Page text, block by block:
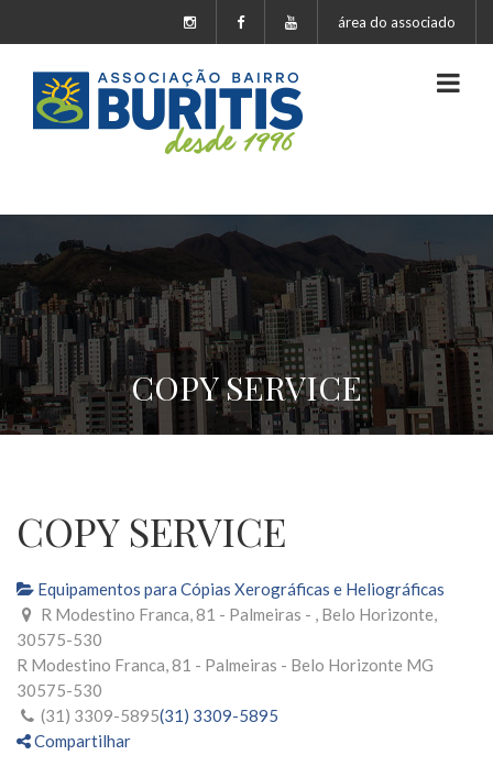
área do associado
COPY SERVICE
COPY SERVICE
Equipamentos para Cópias Xerográficas e Heliográficas
R Modestino Franca, 81 - Palmeiras - , Belo Horizonte,
30575-530
R Modestino Franca, 81 - Palmeiras - Belo Horizonte MG
30575-530
(31) 3309-5895(31) 3309-5895
Compartilhar